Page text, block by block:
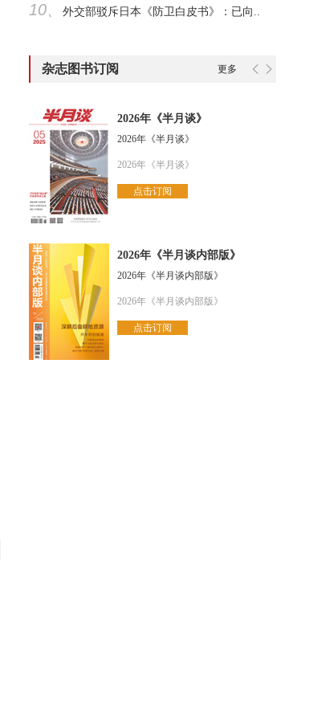
10、 外交部驳斥日本《防卫白皮书》：已向..
杂志图书订阅 更多
2026年《半月谈》
2026年《半月谈》
2026年《半月谈》
点击订阅
2026年《半月谈内部版》
2026年《半月谈内部版》
2026年《半月谈内部版》
点击订阅